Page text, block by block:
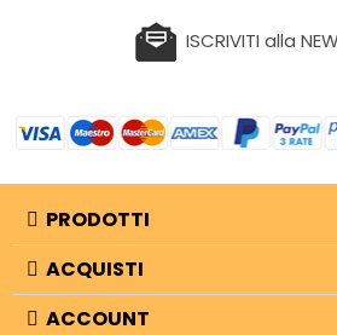
ISCRIVITI alla
PRODOTTI
ACQUISTI
ACCOUNT